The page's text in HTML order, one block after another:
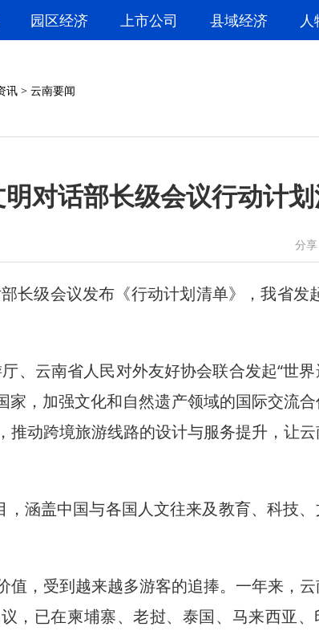
园区经济 上市公司 县域经济
讯 > 云南要闻
对话部长级会议行动计
分享
微博
级会议发布《行动计划清单》，我省发
云南省人民对外友好协会联合发起“世界
，加强文化和自然遗产领域的国际交流
动跨境旅游线路的设计与服务提升，让云
涵盖中国与各国人文往来及教育、科技、
，受到越来越多游客的追捧。一年来，云
，已在柬埔寨、老挝、泰国、马来西亚